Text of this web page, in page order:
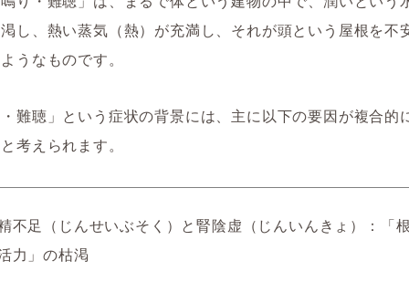
し、熱い蒸気（熱）が充満し、それが頭という屋根を不
うなものです。
難聴」という症状の背景には、主に以下の要因が複合的
考えられます。
不足（じんせいぶそく）と腎陰虚（じんいんきょ）
：「
力」の枯渇